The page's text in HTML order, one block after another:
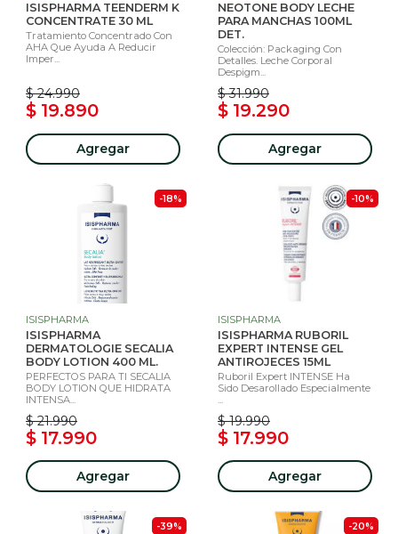
ISISPHARMA TEENDERM K
CONCENTRATE 30 ML
Tratamiento Concentrado Con
AHA Que Ayuda A Reducir
Imper...
$ 24.990
$ 19.890
Agregar
NEOTONE BODY LECHE
PARA MANCHAS 100ML
DET.
Colección: Packaging Con
Detalles. Leche Corporal
Despigm...
$ 31.990
$ 19.290
Agregar
-18%
ISISPHARMA
ISISPHARMA
DERMATOLOGIE SECALIA
BODY LOTION 400 ML.
PERFECTOS PARA TI SECALIA
BODY LOTION QUE HIDRATA
INTENSA...
$ 21.990
$ 17.990
Agregar
-10%
ISISPHARMA
ISISPHARMA RUBORIL
EXPERT INTENSE GEL
ANTIROJECES 15ML
Ruboril Expert INTENSE Ha
Sido Desarollado Especialmente
...
$ 19.990
$ 17.990
Agregar
-39% -20%